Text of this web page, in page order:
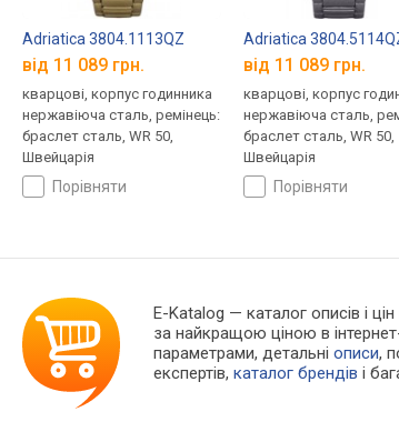
Adriatica 3804.1113QZ
від 11 089 грн.
кварцові, корпус годинника
нержавіюча сталь, ремінець:
браслет сталь, WR 50,
Швейцарія
порівняти
Adriatica
від 11 089 грн.
кварцові, корпус
нержавіюча сталь,
браслет сталь, WR 50,
Швейцарія
порівняти
E-Katalog — каталог описів і
за найкращою ціною в
параметрами, детальніописи,
експертів,каталог брендів і